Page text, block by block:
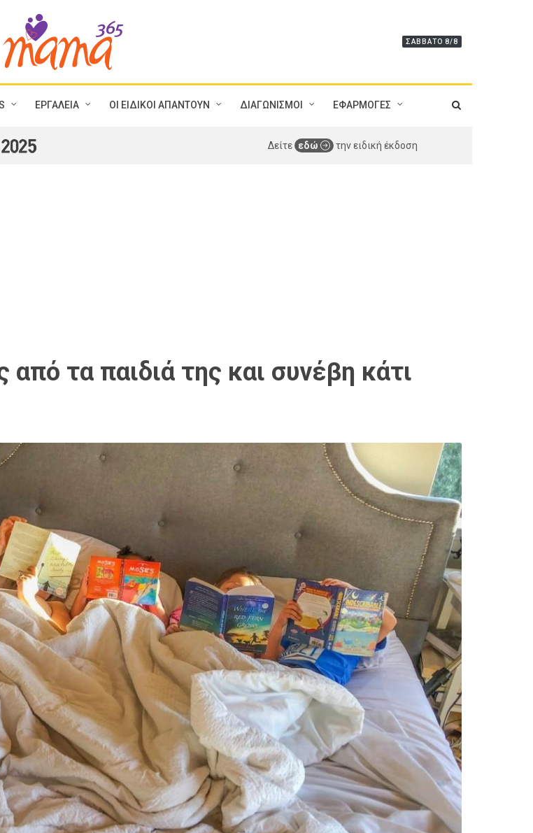
ΣΆΒΒΑΤΟ 8/8
ΕΡΓΑΛΕΙΑ ΟΙ ΕΙΔΙΚΟΙ ΑΠΑΝΤΟΥΝ ΔΙΑΓΩΝΙΣΜΟΙ ΕΦΑΡΜΟΓΕΣ
Δείτε εδώ την ειδική έκδοση
τα παιδιά της και συνέβη κάτι